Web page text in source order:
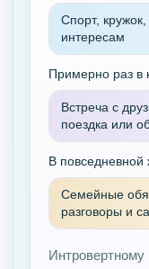
Спорт,
интересам
Примерно раз в
Встреча с
поездка или
В повседневной
Семейные
разговоры и